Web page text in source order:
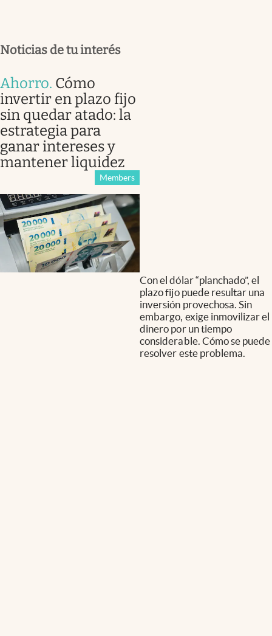
Noticias de tu interés
Ahorro. Cómo
invertir en plazo fijo
sin quedar atado: la
estrategia para
ganar intereses y
mantener liquidez
Members
Con el dólar “planchado”, el
plazo fijo puede resultar una
inversión provechosa. Sin
embargo, exige inmovilizar el
dinero por un tiempo
considerable. Cómo se puede
resolver este problema.